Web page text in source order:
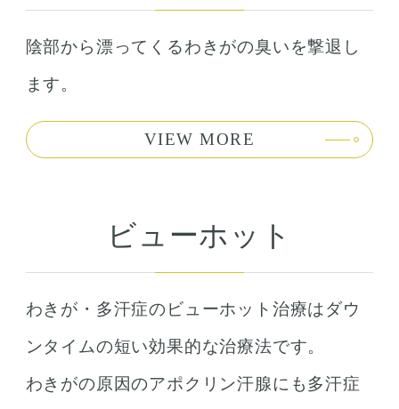
陰部から漂ってくるわきがの臭いを撃退し
ます。
VIEW MORE
ビューホット
わきが・多汗症のビューホット治療はダウ
ンタイムの短い効果的な治療法です。
わきがの原因のアポクリン汗腺にも多汗症